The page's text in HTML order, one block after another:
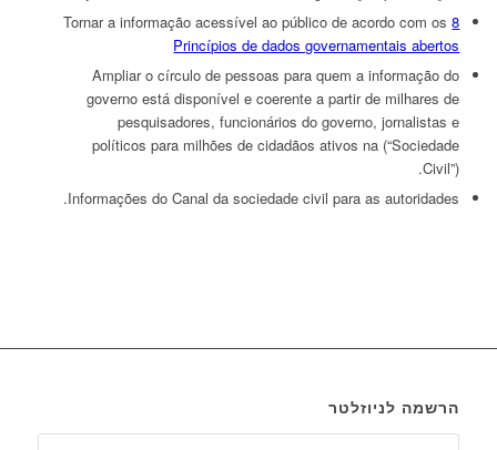
Tornar a informação acessível ao público de acordo com os8
Princípios de dados governamentais abertos
Ampliar o círculo de pessoas para quem a informação do
governo está disponível e coerente a partir de milhares de
pesquisadores, funcionários do governo, jornalistas e
políticos para milhões de cidadãos ativos na (“Sociedade
Civil”).
Informações do Canal da sociedade civil para as autoridades.
הרשמה לניוזלטר